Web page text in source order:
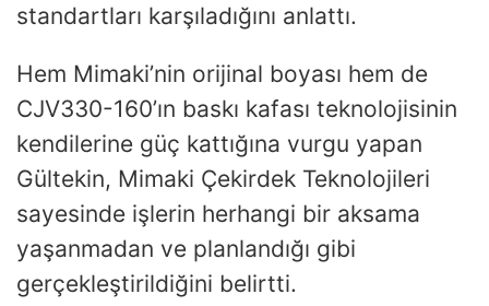
standartları karşıladığını anlattı.
Hem Mimaki’nin orijinal boyası hem de
CJV330-160’ın baskı kafası teknolojisinin
kendilerine güç kattığına vurgu yapan
Gültekin, Mimaki Çekirdek Teknolojileri
sayesinde işlerin herhangi bir aksama
yaşanmadan ve planlandığı gibi
gerçekleştirildiğini belirtti.